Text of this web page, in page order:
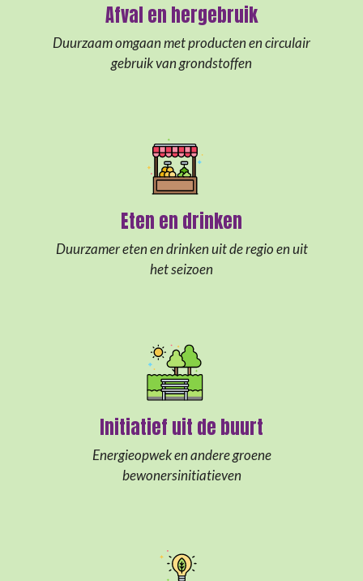
Afval en hergebruik
Duurzaam omgaan met producten en circulair
gebruik van grondstoffen
Eten en drinken
Duurzamer eten en drinken uit de regio en uit
het seizoen
Initiatief uit de buurt
Energieopwek en andere groene
bewonersinitiatieven